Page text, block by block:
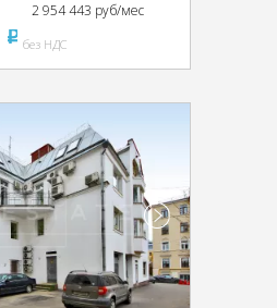
2 954 443 руб/мес
pуббез НДС